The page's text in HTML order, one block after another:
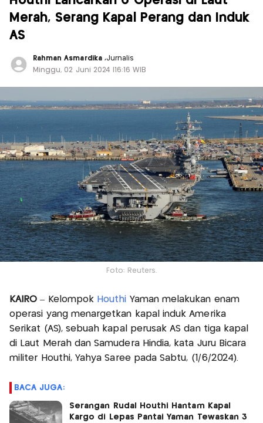
Merah, Serang Kapal Perang dan Induk
AS
Rahman Asmardika ,Jurnalis
Minggu, 02 Juni 2024 |16:16 WIB
Foto: Reuters.
KAIRO– Kelompok Houthi Yaman melakukan enam
operasi yang menargetkan kapal induk Amerika
Serikat (AS), sebuah kapal perusak AS dan tiga kapal
di Laut Merah dan Samudera Hindia, kata Juru Bicara
militer Houthi, Yahya Saree pada Sabtu, (1/6/2024).
BACA JUGA:
Serangan Rudal Houthi Hantam Kapal
Kargo di Lepas Pantai Yaman Tewaskan 3